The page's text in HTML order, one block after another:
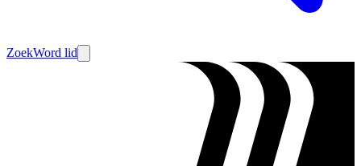
ZoekWord lid